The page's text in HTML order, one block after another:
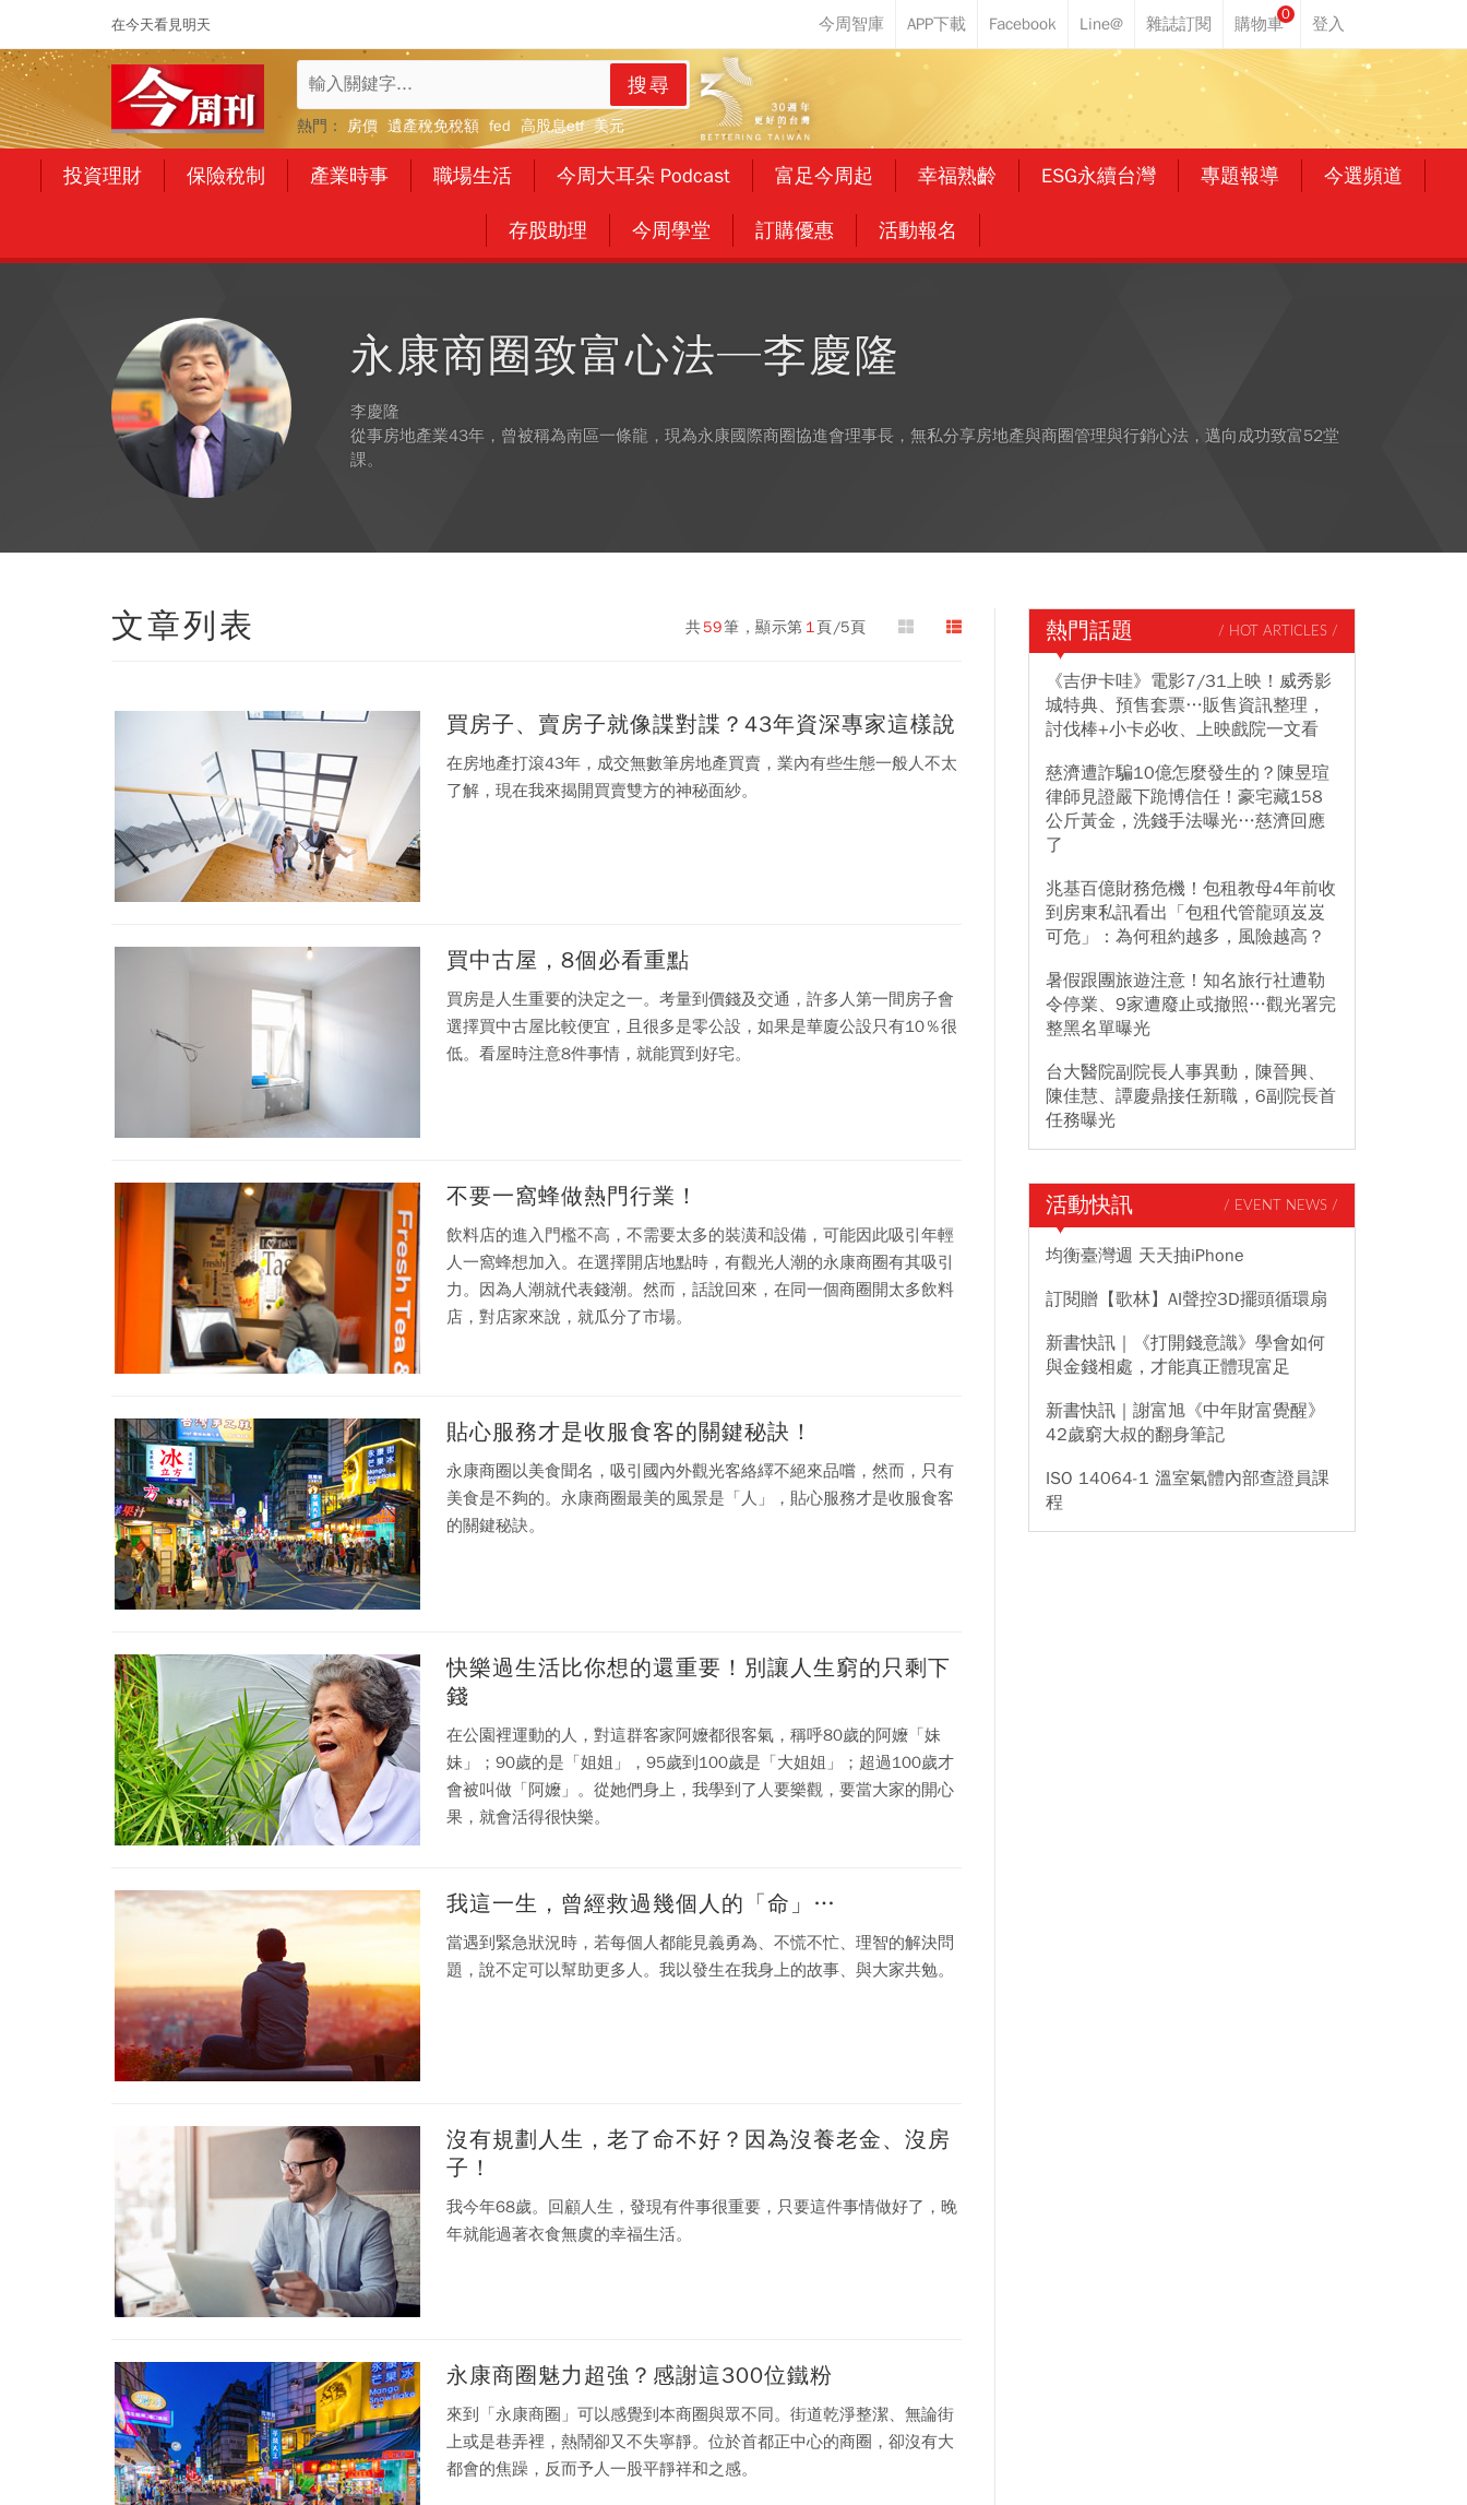
在今天看見明天
0
搜尋
熱門： 房價 遺產稅免稅額 fed 高股息etf 美元
投資理財 保險稅制 產業時事 職場生活 今周大耳朵 Podcast 富足今周起 幸福熟齡 ESG永續台灣 專題報導 今選頻道
存股助理 今周學堂 訂購優惠 活動報名
永康商圈致富心法─李慶隆
李慶隆
從事房地產業43年，曾被稱為南區一條龍，現為永康國際商圈協進會理事長，無私分享房地產與商圈管理與行銷心法，邁向成功致富52堂
課。
文章列表 共59筆，顯示第 1頁/5頁
買房子、賣房子就像諜對諜？43年資深專家這樣說
在房地產打滾43年，成交無數筆房地產買賣，業內有些生態一般人不太
了解，現在我來揭開買賣雙方的神秘面紗。
買中古屋，8個必看重點
買房是人生重要的決定之一。考量到價錢及交通，許多人第一間房子會
選擇買中古屋比較便宜，且很多是零公設，如果是華廈公設只有10％很
低。看屋時注意8件事情，就能買到好宅。
不要一窩蜂做熱門行業！
飲料店的進入門檻不高，不需要太多的裝潢和設備，可能因此吸引年輕
人一窩蜂想加入。在選擇開店地點時，有觀光人潮的永康商圈有其吸引
力。因為人潮就代表錢潮。然而，話說回來，在同一個商圈開太多飲料
店，對店家來說，就瓜分了市場。
貼心服務才是收服食客的關鍵秘訣！
永康商圈以美食聞名，吸引國內外觀光客絡繹不絕來品嚐，然而，只有
美食是不夠的。永康商圈最美的風景是「人」，貼心服務才是收服食客
的關鍵秘訣。
快樂過生活比你想的還重要！別讓人生窮的只剩下
錢
在公園裡運動的人，對這群客家阿嬤都很客氣，稱呼80歲的阿嬤「妹
妹」；90歲的是「姐姐」，95歲到100歲是「大姐姐」；超過100歲才
會被叫做「阿嬤」。從她們身上，我學到了人要樂觀，要當大家的開心
果，就會活得很快樂。
我這一生，曾經救過幾個人的「命」…
當遇到緊急狀況時，若每個人都能見義勇為、不慌不忙、理智的解決問
題，說不定可以幫助更多人。我以發生在我身上的故事、與大家共勉。
沒有規劃人生，老了命不好？因為沒養老金、沒房
子！
我今年68歲。回顧人生，發現有件事很重要，只要這件事情做好了，晚
年就能過著衣食無虞的幸福生活。
永康商圈魅力超強？感謝這300位鐵粉
來到「永康商圈」可以感覺到本商圈與眾不同。街道乾淨整潔、無論街
上或是巷弄裡，熱鬧卻又不失寧靜。位於首都正中心的商圈，卻沒有大
都會的焦躁，反而予人一股平靜祥和之感。
熱門話題 / HOT ARTICLES /
《吉伊卡哇》電影7/31上映！威秀影
城特典、預售套票…販售資訊整理，
討伐棒+小卡必收、上映戲院一文看
慈濟遭詐騙10億怎麼發生的？陳昱瑄
律師見證嚴下跪博信任！豪宅藏158
公斤黃金，洗錢手法曝光…慈濟回應
了
兆基百億財務危機！包租教母4年前收
到房東私訊看出「包租代管龍頭岌岌
可危」：為何租約越多，風險越高？
暑假跟團旅遊注意！知名旅行社遭勒
令停業、9家遭廢止或撤照…觀光署完
整黑名單曝光
台大醫院副院長人事異動，陳晉興、
陳佳慧、譚慶鼎接任新職，6副院長首
任務曝光
活動快訊 / EVENT NEWS /
均衡臺灣週 天天抽iPhone
訂閱贈【歌林】AI聲控3D擺頭循環扇
新書快訊｜《打開錢意識》學會如何
與金錢相處，才能真正體現富足
新書快訊｜謝富旭《中年財富覺醒》
42歲窮大叔的翻身筆記
ISO 14064-1 溫室氣體內部查證員課
程